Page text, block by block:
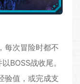
每次冒险时都不
BOSS战收尾。
验值，或完成支